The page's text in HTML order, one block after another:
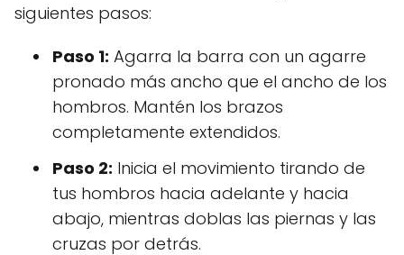
siguientes pasos:
Paso 1: Agarra la barra con un agarre
pronado más ancho que el ancho de los
hombros. Mantén los brazos
completamente extendidos.
Paso 2: Inicia el movimiento tirando de
tus hombros hacia adelante y hacia
abajo, mientras doblas las piernas y las
cruzas por detrás.